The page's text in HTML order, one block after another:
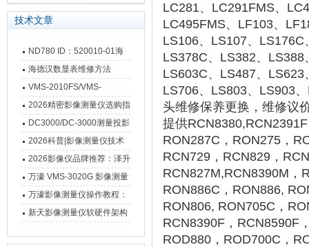
技术文章
ND780 ID：520010-01海
德汉数显表故障维修内容
海德汉数显表维修方法
VMS-2010FS/VMS-
3020FS/VMS-4030FS手动
影像测量仪技术参数
2026精密影像测量仪选购指
南 靠谱品牌一站式选型推荐
DC3000/DC-3000测量投影
仪万濠数据处理器数显表故
障维修方法
2026科普|影像测量仪技术
原理、分类及选型应用
2026影像仪品牌推荐：泽升
影像测量仪选型指南
万濠 VMS-3020G 影像测量
仪技术规格与应用解析
万濠影像测量仪操作教程：
从开机到出报告，新手也能
新天影像测量仪软硬件架构
LC281、LC291FMS、
LC495FMS、LF103、
LS106、LS107、
LS378C、LS382、
LS603C、LS487、
LS706、LS803、LS903
头维修保养更换，维修议
提供
RON287C，RON275，
RCN729，RCN829，
RCN827M,RCN8390M，
RON886C，RON886,
RON806, RON705C，
RCN8390F，RCN8590F
ROD880，ROD700C，